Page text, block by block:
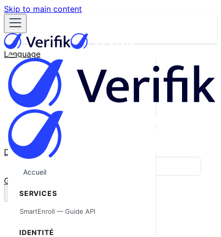
Skip to main content
Language
English
Español
Français
Português
한국어
日本語
中文
Docs
GitHub
Accueil
SERVICES
SmartEnroll — Guide API
IDENTITÉ